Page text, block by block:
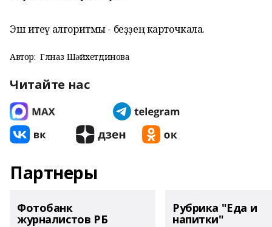
Эш итеү алгоритмы - беҙҙең карточкала.
Автор: Гөлназ Шәйхетдинова
Читайте нас
Партнеры
Фотобанк
журналистов РБ
Рубрика "Еда и
напитки"